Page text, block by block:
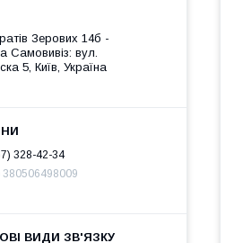
Зерових 14б -
Самовивіз: вул.
5, Київ, Україна
328-42-34
380506498009